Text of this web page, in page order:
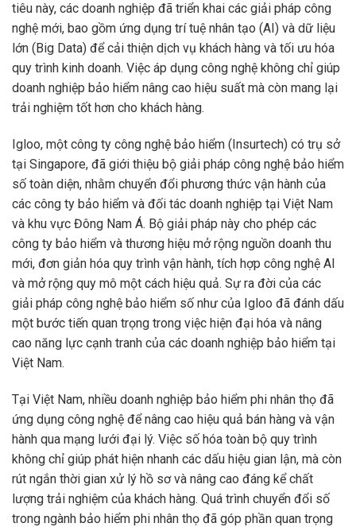
tiêu này, các doanh nghiệp đã triển khai các giải pháp công
nghệ mới, bao gồm ứng dụng trí tuệ nhân tạo (AI) và dữ liệu
lớn (Big Data) để cải thiện dịch vụ khách hàng và tối ưu hóa
quy trình kinh doanh. Việc áp dụng công nghệ không chỉ giúp
doanh nghiệp bảo hiểm nâng cao hiệu suất mà còn mang lại
trải nghiệm tốt hơn cho khách hàng.
Igloo, một công ty công nghệ bảo hiểm (Insurtech) có trụ sở
tại Singapore, đã giới thiệu bộ giải pháp công nghệ bảo hiểm
số toàn diện, nhằm chuyển đổi phương thức vận hành của
các công ty bảo hiểm và đối tác doanh nghiệp tại Việt Nam
và khu vực Đông Nam Á. Bộ giải pháp này cho phép các
công ty bảo hiểm và thương hiệu mở rộng nguồn doanh thu
mới, đơn giản hóa quy trình vận hành, tích hợp công nghệ AI
và mở rộng quy mô một cách hiệu quả. Sự ra đời của các
giải pháp công nghệ bảo hiểm số như của Igloo đã đánh dấu
một bước tiến quan trọng trong việc hiện đại hóa và nâng
cao năng lực cạnh tranh của các doanh nghiệp bảo hiểm tại
Việt Nam.
Tại Việt Nam, nhiều doanh nghiệp bảo hiểm phi nhân thọ đã
ứng dụng công nghệ để nâng cao hiệu quả bán hàng và vận
hành qua mạng lưới đại lý. Việc số hóa toàn bộ quy trình
không chỉ giúp phát hiện nhanh các dấu hiệu gian lận, mà còn
rút ngắn thời gian xử lý hồ sơ và nâng cao đáng kể chất
lượng trải nghiệm của khách hàng. Quá trình chuyển đổi số
trong ngành bảo hiểm phi nhân thọ đã góp phần quan trọng